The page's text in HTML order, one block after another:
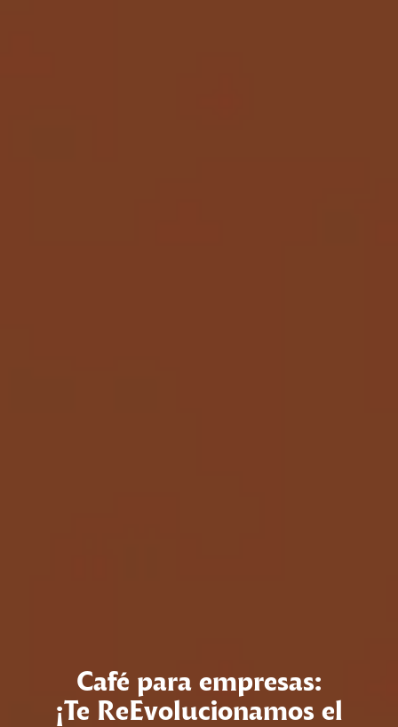
Café para empresas:
¡Te ReEvolucionamos el